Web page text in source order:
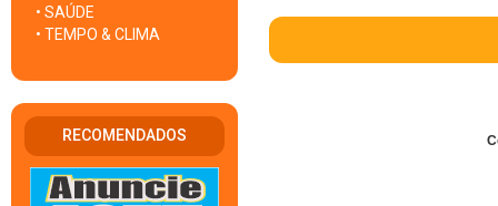
• SAÚDE
• TEMPO & CLIMA
RECOMENDADOS